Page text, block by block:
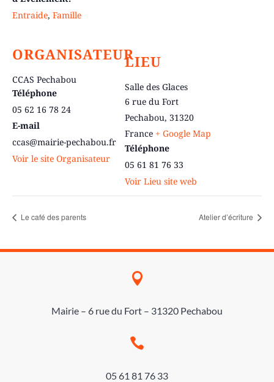
Entraide, Famille
ORGANISATEUR
CCAS Pechabou
Téléphone
05 62 16 78 24
E-mail
ccas@mairie-pechabou.fr
Voir le site Organisateur
LIEU
Salle des Glaces
6 rue du Fort
Pechabou, 31320
France + Google Map
Téléphone
05 61 81 76 33
Voir Lieu site web
Le café des parents Atelier d’écriture

Mairie – 6 rue du Fort – 31320 Pechabou

05 61 81 76 33